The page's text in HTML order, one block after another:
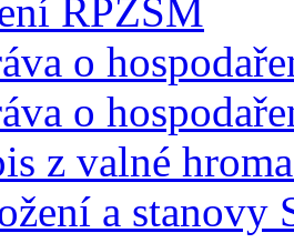
RPZŠM
o
o
z valné
a stanovy